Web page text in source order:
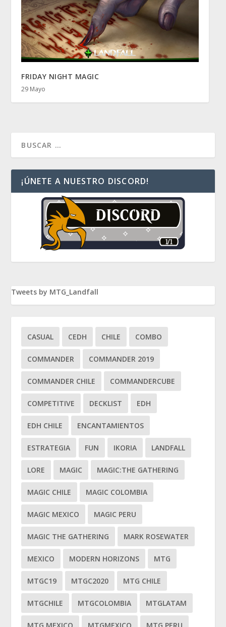
FRIDAY NIGHT MAGIC
29 Mayo
¡ÚNETE A NUESTRO DISCORD!
Tweets by MTG_Landfall
CASUAL CEDH CHILE COMBO
COMMANDER COMMANDER 2019
COMMANDER CHILE COMMANDERCUBE
COMPETITIVE DECKLIST EDH
EDH CHILE ENCANTAMIENTOS
ESTRATEGIA FUN IKORIA LANDFALL
LORE MAGIC MAGIC:THE GATHERING
MAGIC CHILE MAGIC COLOMBIA
MAGIC MEXICO MAGIC PERU
MAGIC THE GATHERING MARK ROSEWATER
MEXICO MODERN HORIZONS MTG
MTGC19 MTGC2020 MTG CHILE
MTGCHILE MTGCOLOMBIA MTGLATAM